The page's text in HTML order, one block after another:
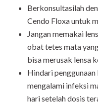
Berkonsultasilah
Cendo Floxa untuk
Jangan memakai
obat tetes mata
bisa merusak lensa
Hindari penggunaan
mengalami infeksi
hari setelah dosis